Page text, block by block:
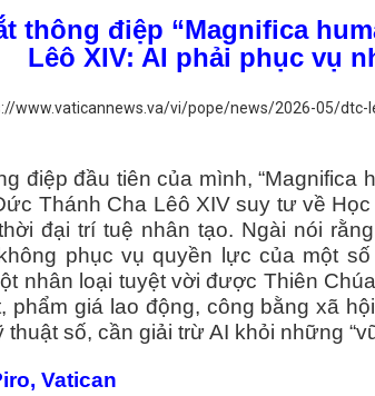
thông điệp “Magnifica
Lêô XIV: AI phải phục vụ
www.vaticannews.va/vi/pope/news/2026-05/dtc-
điệp đầu tiên của mình, “Magnifica
Thánh Cha Lêô XIV suy tư về
đại trí tuệ nhân tạo. Ngài nói
phục vụ quyền lực của một
nhân loại tuyệt vời được Thiên
phẩm giá lao động, công bằng xã
thuật số, cần giải trừ AI khỏi những
Vatican